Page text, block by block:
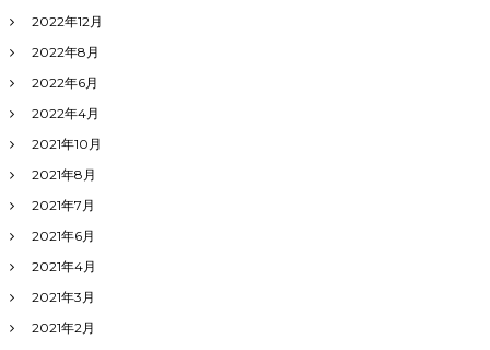
2022年12月
2022年8月
2022年6月
2022年4月
2021年10月
2021年8月
2021年7月
2021年6月
2021年4月
2021年3月
2021年2月